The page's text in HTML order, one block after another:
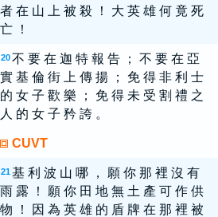
者 在 山 上 被 殺 ！ 大 英 雄 何 竟 死
亡 ！
20 不 要 在 迦 特 報 告 ； 不 要 在 亞
實 基 倫 街 上 傳 揚 ； 免 得 非 利 士
的 女 子 歡 樂 ； 免 得 未 受 割 禮 之
人 的 女 子 矜 誇 。
CUVT
21 基 利 波 山 哪 ， 願 你 那 裡 沒 有
雨 露 ！ 願 你 田 地 無 土 產 可 作 供
物 ！ 因 為 英 雄 的 盾 牌 在 那 裡 被